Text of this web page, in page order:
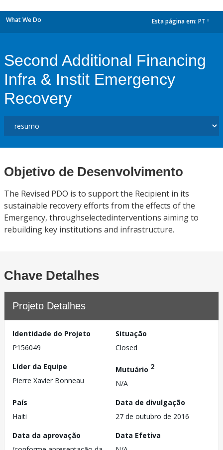
What We Do Esta página em: PT
Second Additional Financing
Infra & Instit Emergency
Recovery
Objetivo de Desenvolvimento
The Revised PDO is to support the Recipient in its
sustainable recovery efforts from the effects of the
Emergency, throughselectedinterventions aiming to
rebuilding key institutions and infrastructure.
Chave Detalhes
Projeto Detalhes
Identidade do Projeto
P156049
Situação
Closed
Líder da Equipe
Pierre Xavier Bonneau
Mutuário 2
N/A
País
Haiti
Data de divulgação
27 de outubro de 2016
Data da aprovação
Data Efetiva